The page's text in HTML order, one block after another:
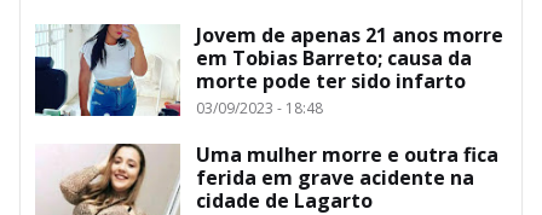
Jovem de apenas 21 anos morre
em Tobias Barreto; causa da
morte pode ter sido infarto
03/09/2023 - 18:48
Uma mulher morre e outra fica
ferida em grave acidente na
cidade de Lagarto